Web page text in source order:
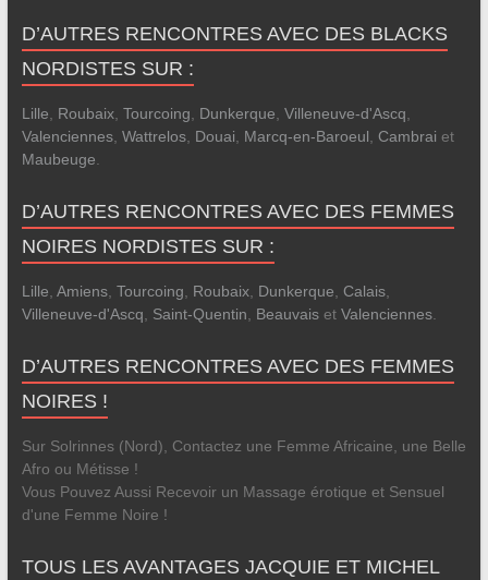
D’AUTRES RENCONTRES AVEC DES BLACKS
NORDISTES SUR :
Lille, Roubaix, Tourcoing, Dunkerque, Villeneuve-d'Ascq,
Valenciennes, Wattrelos, Douai, Marcq-en-Baroeul, Cambrai et
Maubeuge.
D’AUTRES RENCONTRES AVEC DES FEMMES
NOIRES NORDISTES SUR :
Lille, Amiens, Tourcoing, Roubaix, Dunkerque, Calais,
Villeneuve-d'Ascq, Saint-Quentin, Beauvaiset Valenciennes.
D’AUTRES RENCONTRES AVEC DES FEMMES
NOIRES !
Sur Solrinnes (Nord), Contactez une Femme Africaine, une Belle
Afro ou Métisse !
Vous Pouvez Aussi Recevoir un Massage érotique et Sensuel
d'une Femme Noire !
TOUS LES AVANTAGES JACQUIE ET MICHEL